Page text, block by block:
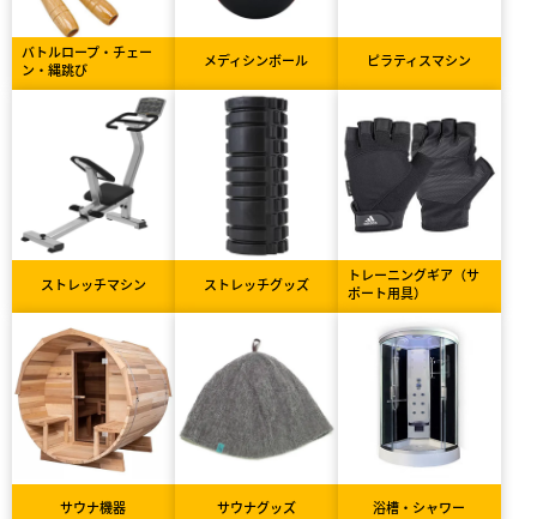
バトルロープ・チェー
ン・縄跳び
メディシンボール ピラティスマシン
ストレッチマシン ストレッチグッズ
トレーニングギア（サ
ポート用具）
サウナ機器 サウナグッズ 浴槽・シャワー